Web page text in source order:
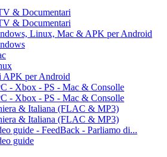
& Documentari
& Documentari
Linux, Mac & APK per Android
APK per Android
- Xbox - PS - Mac & Consolle
- Xbox - PS - Mac & Consolle
& Italiana (FLAC & MP3)
& Italiana (FLAC & MP3)
guide - FeedBack - Parliamo di...
guide